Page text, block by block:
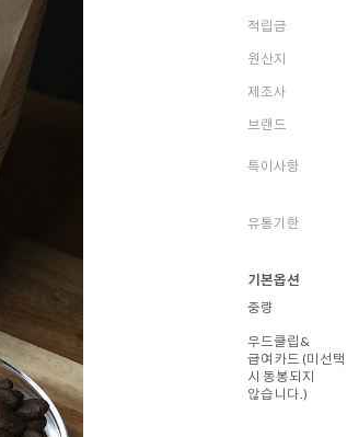
적립금
원산지
제조사
브랜드
특이사항
유통기한
기본옵션
중량
우드클립&
급여카드 (미선택
시 동봉되지
않습니다.)